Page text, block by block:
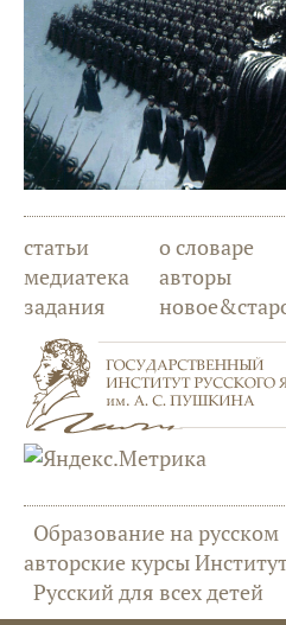
статьи
медиатека
задания
о словаре
авторы
Образование на русском
авторские курсы
Русский для всех детей